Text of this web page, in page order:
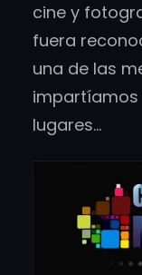
cine y
fuera
una de las
impartíamos
lugares…